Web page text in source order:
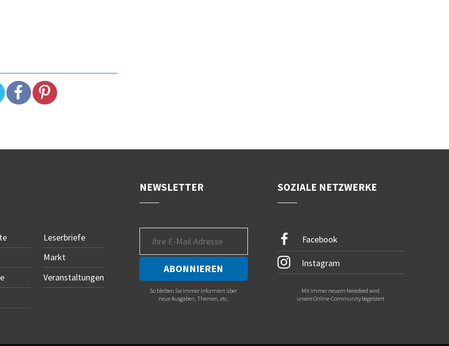
Leserbriefe
Markt
Veranstaltungen
NEWSLETTER
So bleiben Sie immer informiert über
neue Ausgaben, Themen, etc.
SOZIALE NETZWERKE
Facebook
Instagram
Mit immer neuem Newsfeed wird
unsere Online-Community begeistert